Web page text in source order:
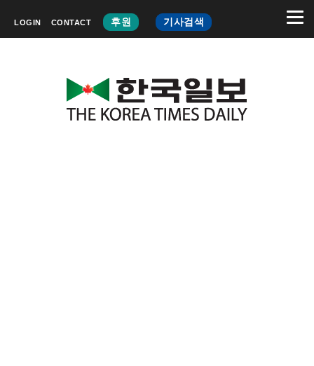
LOGIN CONTACT 후원 기사검색